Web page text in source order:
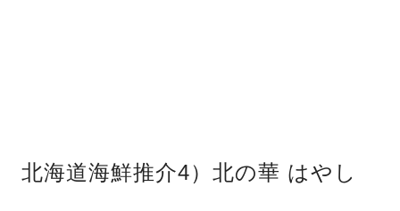
北海道海鮮推介4）北の華 はやし